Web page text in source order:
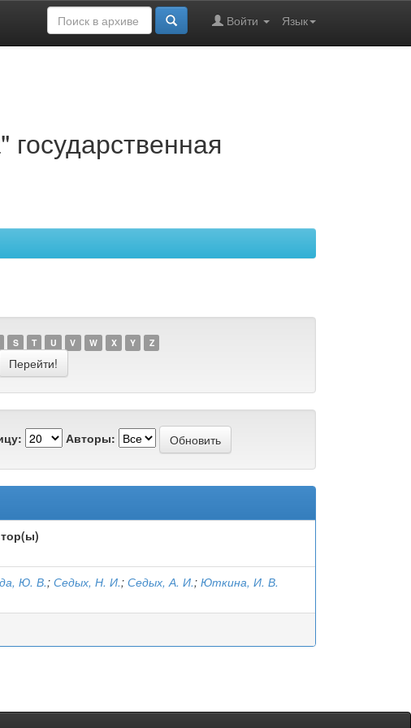
Язык
Войти
S T U V W X Y Z
Авторы:
Ю. В.; Седых, Н. И.; Седых, А. И.; Юткина, И. В.